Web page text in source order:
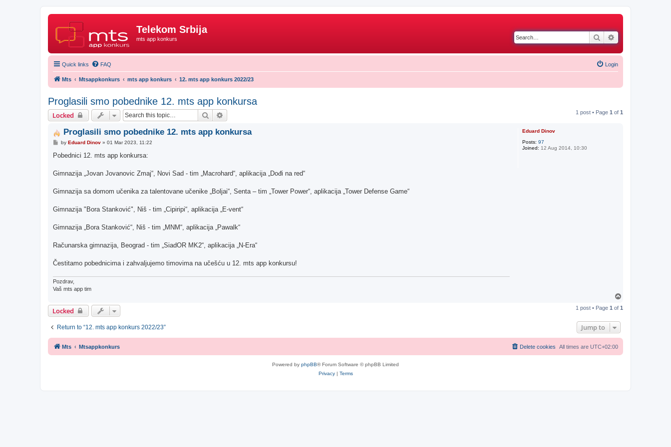
Telekom Srbija
mts app konkurs Search
Quick links FAQ Login
Mts Mtsappkonkurs mts app konkurs 12. mts app konkurs 2022/23
Proglasili smo pobednike 12. mts app konkursa
Locked Search 1 post • Page 1 of 1
Eduard Dinov
Posts: 97
Joined: 12 Aug 2014, 10:30
Proglasili smo pobednike 12. mts app konkursa
P
s
by Eduard Dinov» 01 Mar 2023, 11:22
Pobednici 12. mts app konkursa:
Gimnazija „Jovan Jovanovic Zmaj“, Novi Sad - tim „Macrohard“, aplikacija „Dođi na red“
Gimnazija sa domom učenika za talentovane učenike „Boljai“, Senta – tim „Tower Power“, aplikacija „Tower Defense Game“
Gimnazija "Bora Stanković", Niš - tim „Cipiripi“, aplikacija „E-vent“
Gimnazija „Bora Stanković“, Niš - tim „MNM“, aplikacija „Pawalk“
Računarska gimnazija, Beograd - tim „SiadOR MK2“, aplikacija „N-Era“
Čestitamo pobednicima i zahvaljujemo timovima na učešću u 12. mts app konkursu!
Pozdrav,
Vaš mts app tim
p
Locked 1 post • Page 1 of 1
Return to “12. mts app konkurs 2022/23” Jump to
Mts Mtsappkonkurs All times are UTC+02:00
Delete cookies
Powered by phpBB® Forum Software © phpBB Limited
Privacy| Terms